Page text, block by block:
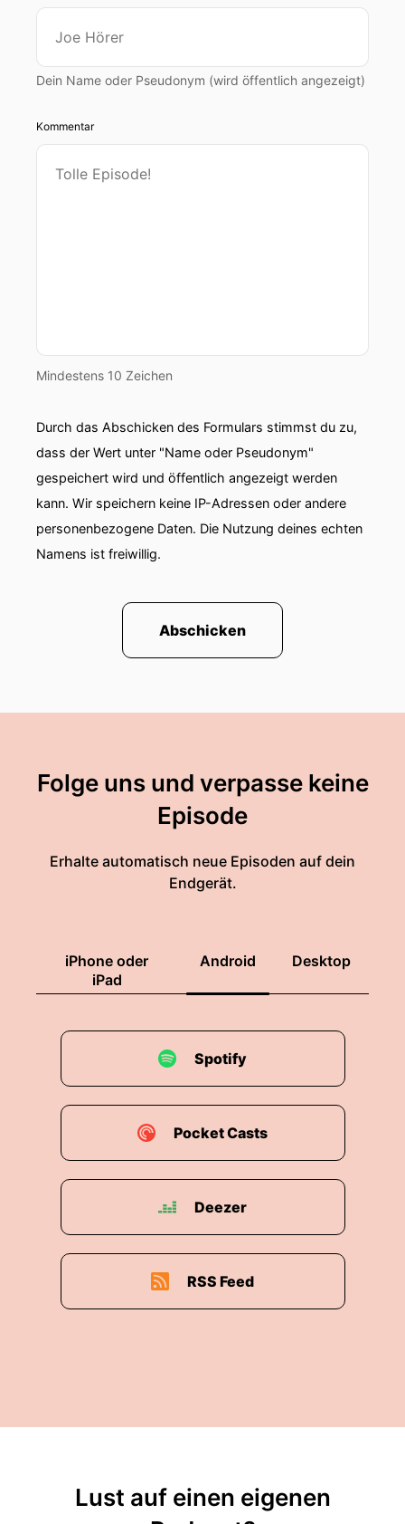
Dein Name oder Pseudonym (wird öffentlich angezeigt)
Kommentar
Mindestens 10 Zeichen
Durch das Abschicken des Formulars stimmst du zu,
dass der Wert unter "Name oder Pseudonym"
gespeichert wird und öffentlich angezeigt werden
kann. Wir speichern keine IP-Adressen oder andere
personenbezogene Daten. Die Nutzung deines echten
Namens ist freiwillig.
Abschicken
Folge uns und verpasse keine
Episode
Erhalte automatisch neue Episoden auf dein
Endgerät.
iPhone oder
iPad
Android Desktop
Spotify
Pocket Casts
Deezer
RSS Feed
Lust auf einen eigenen